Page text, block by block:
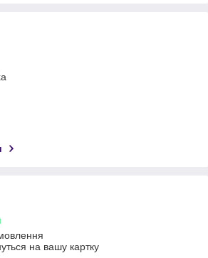
на вашу картку